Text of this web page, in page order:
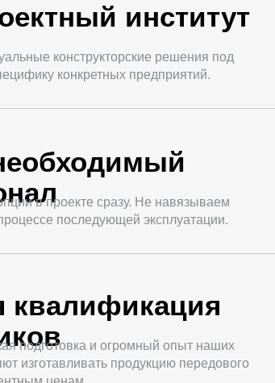
институт
конструкторские решения под
конкретных предприятий.
в проекте сразу. Не навязываем
последующей эксплуатации.
квалификация
подготовка и огромный опыт наших
изготавливать продукцию передового